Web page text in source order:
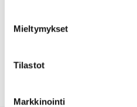
Mieltymykset
Tilastot
Markkinointi
«Edellinen artikkeli